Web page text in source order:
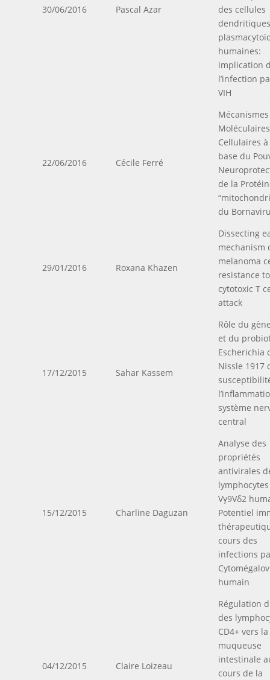
30/06/2016 Pascal Azar
des cellules
dendritiques
humaines:
implication
l’infection
VIH
22/06/2016 Cécile Ferré
Mécanismes
Cellulaires
base du
de la
du
29/01/2016 Roxana Khazen
Dissecting
mechanism
melanoma
resistance to
cytotoxic T
attack
17/12/2015 Sahar Kassem
Rôle du
et du
Escherichia
Nissle 1917
système
central
15/12/2015 Charline Daguzan
Analyse des
propriétés
antivirales
lymphocytes
Vγ9Vδ2
Potentiel
cours des
infections
humain
04/12/2015 Claire Loizeau
Régulation
des
CD4+ vers la
muqueuse
intestinale
cours de la